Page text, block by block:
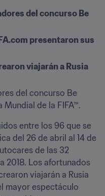
del concurso Be
presentaron sus
viajarán a Rusia
del concurso Be
de la FIFA™.
entre los 96 que se
del 26 de abril al 14 de
de las 32
2018. Los afortunados
viajarán a Rusia
mayor espectáculo